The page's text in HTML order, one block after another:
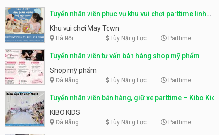
Tuyển nhân viên phục vụ khu vui chơi parttime linh
động
Khu vui chơi May Town
Hà Nội Tùy Năng Lực Parttime
Tuyển nhân viên tư vấn bán hàng shop mỹ phẩm
Shop mỹ phẩm
Đà Nẵng Tùy Năng Lực Parttime
Tuyển nhân viên bán hàng, giữ xe parttime – Kibo Kid
KIBO KIDS
Đà Nẵng Tùy Năng Lực Parttime